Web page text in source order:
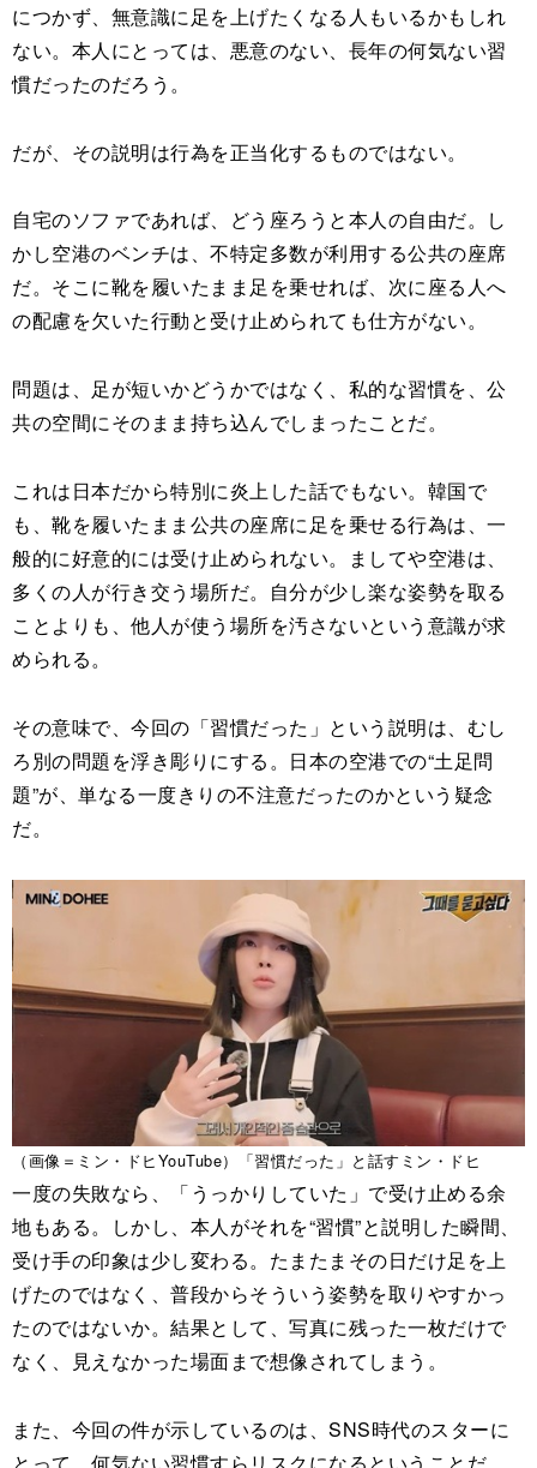
につかず、無意識に足を上げたくなる人もいるかもしれ
ない。本人にとっては、悪意のない、長年の何気ない習
慣だったのだろう。
だが、その説明は行為を正当化するものではない。
自宅のソファであれば、どう座ろうと本人の自由だ。し
かし空港のベンチは、不特定多数が利用する公共の座席
だ。そこに靴を履いたまま足を乗せれば、次に座る人へ
の配慮を欠いた行動と受け止められても仕方がない。
問題は、足が短いかどうかではなく、私的な習慣を、公
共の空間にそのまま持ち込んでしまったことだ。
これは日本だから特別に炎上した話でもない。韓国で
も、靴を履いたまま公共の座席に足を乗せる行為は、一
般的に好意的には受け止められない。ましてや空港は、
多くの人が行き交う場所だ。自分が少し楽な姿勢を取る
ことよりも、他人が使う場所を汚さないという意識が求
められる。
その意味で、今回の「習慣だった」という説明は、むし
ろ別の問題を浮き彫りにする。日本の空港での“土足問
題”が、単なる一度きりの不注意だったのかという疑念
だ。
（画像＝ミン・ドヒYouTube）「習慣だった」と話すミン・ドヒ
一度の失敗なら、「うっかりしていた」で受け止める余
地もある。しかし、本人がそれを“習慣”と説明した瞬間、
受け手の印象は少し変わる。たまたまその日だけ足を上
げたのではなく、普段からそういう姿勢を取りやすかっ
たのではないか。結果として、写真に残った一枚だけで
なく、見えなかった場面まで想像されてしまう。
また、今回の件が示しているのは、SNS時代のスターに